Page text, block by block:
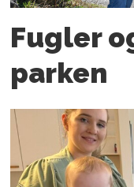
Fugler
parken